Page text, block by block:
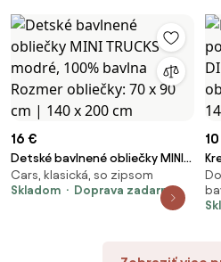
16 €
Detské bavlnené obliečky MINI
TRUCKS modré, 100% bavlna
Rozmer obliečky: 70 x 90 cm |
Cars, klasická, so zipsom
Skladom
Doprava zadarmo